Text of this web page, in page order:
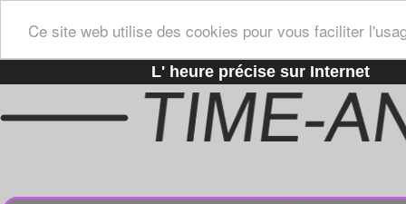
Ce site web utilise des cookies pour vous faciliter
L' heure précise sur Internet